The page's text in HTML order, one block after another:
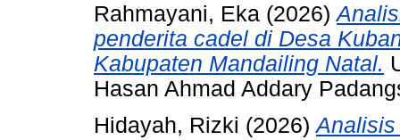
Rahmayani, Eka (2026)
penderita cadel di Desa
Kabupaten Mandailing Natal.
Hasan Ahmad Addary
Hidayah, Rizki (2026)Analisis